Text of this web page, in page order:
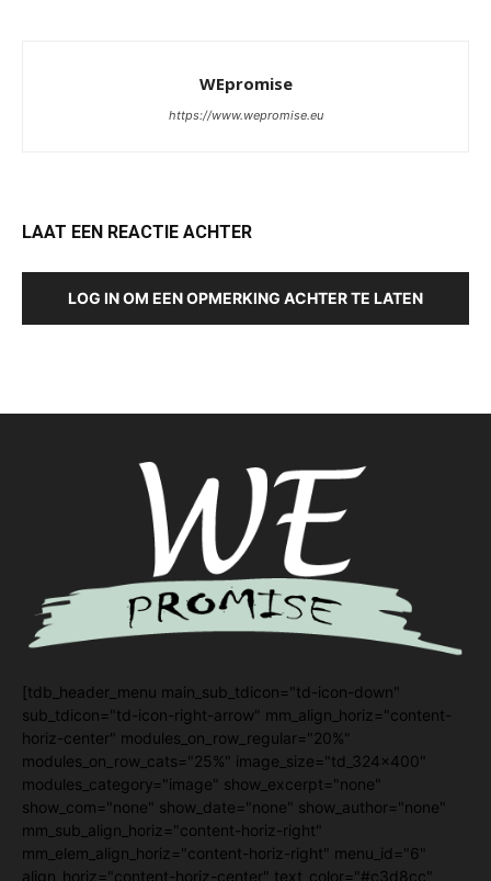
WEpromise
https://www.wepromise.eu
LAAT EEN REACTIE ACHTER
LOG IN OM EEN OPMERKING ACHTER TE LATEN
[tdb_header_menu main_sub_tdicon="td-icon-down"
sub_tdicon="td-icon-right-arrow" mm_align_horiz="content-
horiz-center" modules_on_row_regular="20%"
modules_on_row_cats="25%" image_size="td_324x400"
modules_category="image" show_excerpt="none"
show_com="none" show_date="none" show_author="none"
mm_sub_align_horiz="content-horiz-right"
mm_elem_align_horiz="content-horiz-right" menu_id="6"
align_horiz="content-horiz-center" text_color="#c3d8cc"